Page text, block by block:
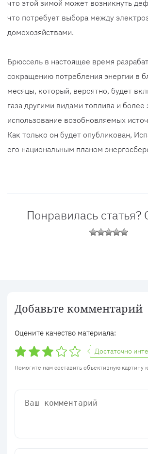
что этой зимой может возникнуть
что потребует выбора между
домохозяйствами.
Брюссель в настоящее время
сокращению потребления энергии в
месяцы, который, вероятно, будет
газа другими видами топлива и
использование возобновляемых
Как только он будет опубликован,
его национальным планом
Понравилась статья?
Добавьте комментарий
Оцените качество материала:
Достаточно
Помогите нам составить объективную картину